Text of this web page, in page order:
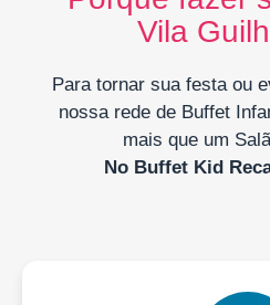
Vila
Para tornar sua festa ou
nossa rede de Buffet
mais que um
No Buffet Kid